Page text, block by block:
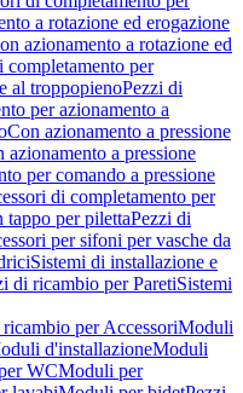
a rotazione ed erogazione
azionamento a rotazione ed
completamento per
al troppopienoPezzi di
per azionamento a
Con azionamento a pressione
a pressione
per comando a pressione
di completamento per
tappo per pilettaPezzi di
per sifoni per vasche da
Sistemi di installazione e
di ricambio per ParetiSistemi
per AccessoriModuli
d'installazioneModuli
WCModuli per